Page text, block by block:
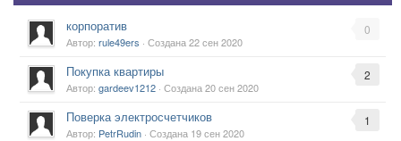
0
корпоратив
Автор: rule49ers · Создана22 сен 2020
2
Покупка квартиры
Автор: gardeev1212 · Создана20 сен 2020
1
Поверка электросчетчиков
Автор: PetrRudin · Создана 19 сен 2020